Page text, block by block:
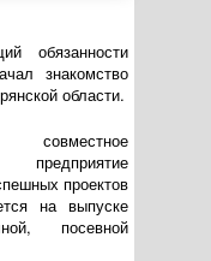
обязанности
знакомство
области.
проектов
на выпуске
посевной